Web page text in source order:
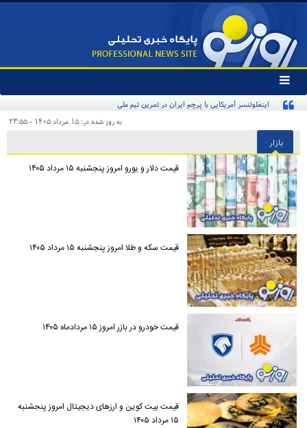
تغییر
وضعیت
منوی
ها
اینفلوئنسر آمریکایی با پرچم ایران در تمرین تیم ملی
به روز شده در: ۱۵ مرداد ۱۴۰۵ - ۲۳:۵۵
بازار
قیمت دلار و یورو امروز پنجشنبه ۱۵ مرداد ۱۴۰۵
قیمت سکه و طلا امروز پنجشنبه ۱۵ مرداد ۱۴۰۵
قیمت خودرو در بازر امروز ۱۵ مردادماه ۱۴۰۵
قیمت بیت کوین و ارز‌های دیجیتال امروز پنجشنبه
۱۵ مرداد ۱۴۰۵